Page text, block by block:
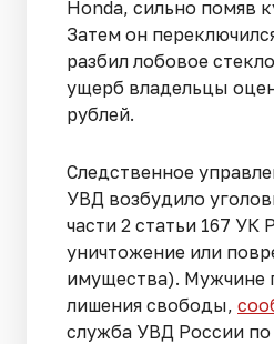
Honda, сильно помяв
Затем он
разбил лобовое
ущерб владельцы
рублей.
Следственное
УВД возбудило
части 2 статьи 167
уничтожение или
имущества). Мужчине
лишения свободы,
служба УВД России по